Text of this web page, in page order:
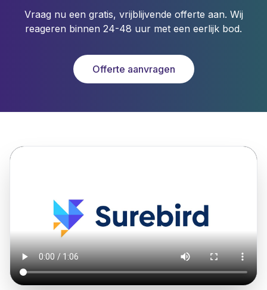
Vraag nu een gratis, vrijblijvende offerte aan. Wij
reageren binnen 24-48 uur met een eerlijk bod.
Offerte aanvragen